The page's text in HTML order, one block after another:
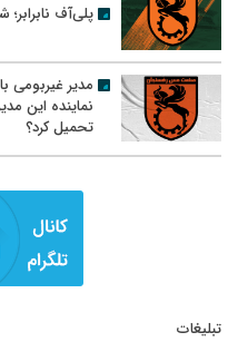
پلی‌آف
نماینده این
تحمیل کرد؟
تبلیغات